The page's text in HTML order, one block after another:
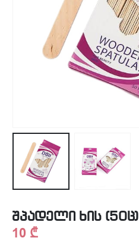
შპადელი ხის (50ც)
10 ₾